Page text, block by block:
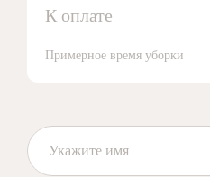
К оплате
Примерное время уборки